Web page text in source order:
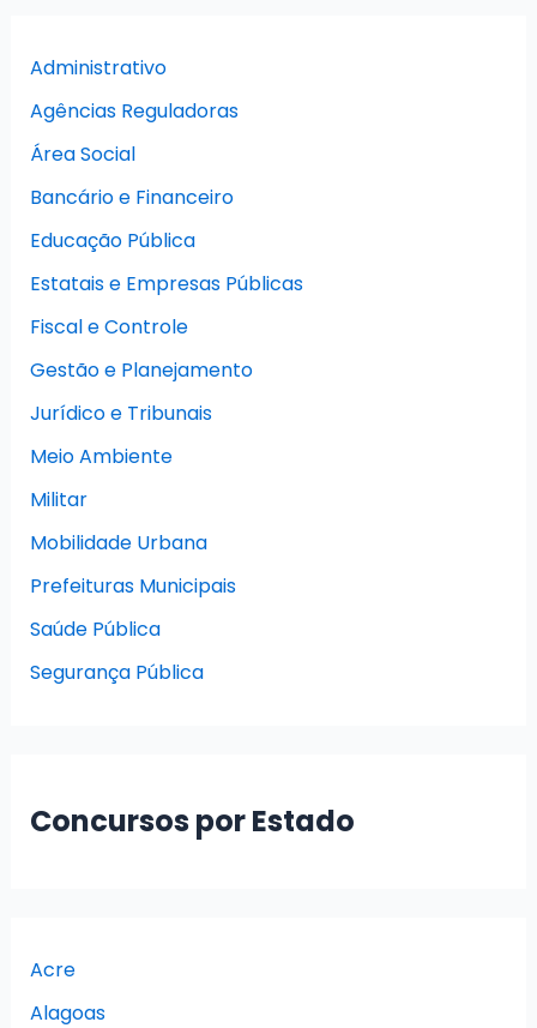
Administrativo
Agências Reguladoras
Área Social
Bancário e Financeiro
Educação Pública
Estatais e Empresas Públicas
Fiscal e Controle
Gestão e Planejamento
Jurídico e Tribunais
Meio Ambiente
Militar
Mobilidade Urbana
Prefeituras Municipais
Saúde Pública
Segurança Pública
Concursos por Estado
Acre
Alagoas